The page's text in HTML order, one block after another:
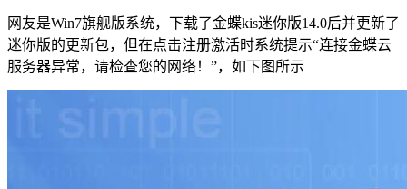
网友是Win7旗舰版系统，下载了金蝶kis迷你版14.0后并更新了
迷你版的更新包，但在点击注册激活时系统提示“连接金蝶云
服务器异常，请检查您的网络！”，如下图所示